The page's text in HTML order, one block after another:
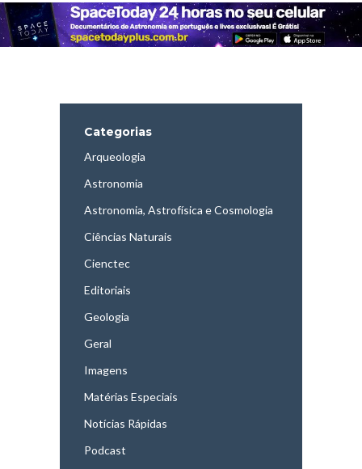
Categorias
Arqueologia
Astronomia
Astronomia, Astrofísica e Cosmologia
Ciências Naturais
Cienctec
Editoriais
Geologia
Geral
Imagens
Matérias Especiais
Notícias Rápidas
Podcast